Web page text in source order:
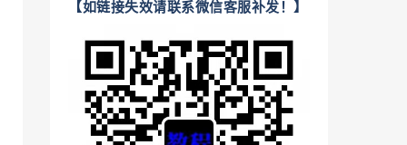
【如链接失效请联系微信客服补发！】